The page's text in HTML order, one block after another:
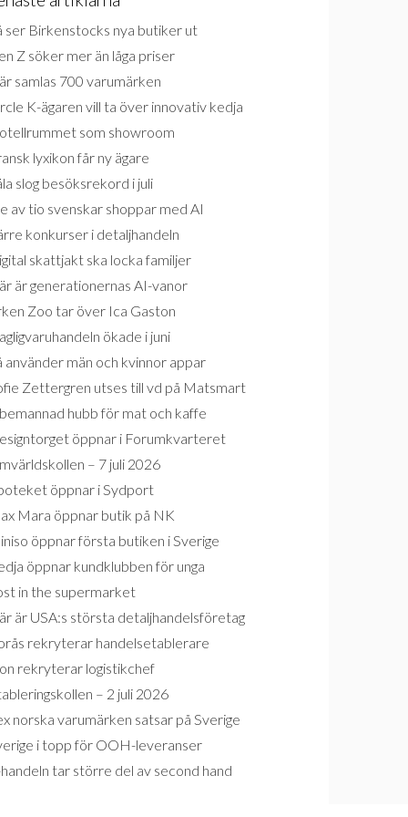
ser Birkenstocks nya butiker ut
Z söker mer än låga priser
samlas 700 varumärken
K-ägaren vill ta över innovativ kedja
som showroom
lyxikon får ny ägare
slog besöksrekord i juli
av tio svenskar shoppar med AI
konkurser i detaljhandeln
skattjakt ska locka familjer
är generationernas AI-vanor
Zoo tar över Ica Gaston
ökade i juni
använder män och kvinnor appar
Zettergren utses till vd på Matsmart
hubb för mat och kaffe
öppnar i Forumkvarteret
– 7 juli 2026
öppnar i Sydport
Mara öppnar butik på NK
öppnar första butiken i Sverige
öppnar kundklubben för unga
in the supermarket
är USA:s största detaljhandelsföretag
rekryterar handelsetablerare
rekryterar logistikchef
– 2 juli 2026
norska varumärken satsar på Sverige
i topp för OOH-leveranser
tar större del av second hand